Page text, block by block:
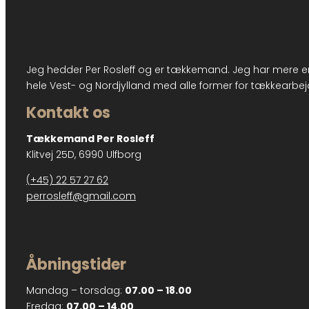
Jeg hedder Per Rosleff og er tækkemand. Jeg har
hele Vest- og Nordjylland med alle former for
Kontakt os
Tækkemand Per Rosleff
Klitvej 25D, 6990 Ulfborg
(+45) 22 57 27 62
perrosleff@gmail.com
Åbningstider
Mandag – torsdag: 07.00 – 18.00